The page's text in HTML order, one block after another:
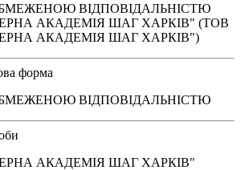
ВІДПОВІДАЛЬНІСТЮ
АКАДЕМІЯ ШАГ ХАРКІВ" (ТОВ
АКАДЕМІЯ ШАГ ХАРКІВ")
форма
ВІДПОВІДАЛЬНІСТЮ
АКАДЕМІЯ ШАГ ХАРКІВ"